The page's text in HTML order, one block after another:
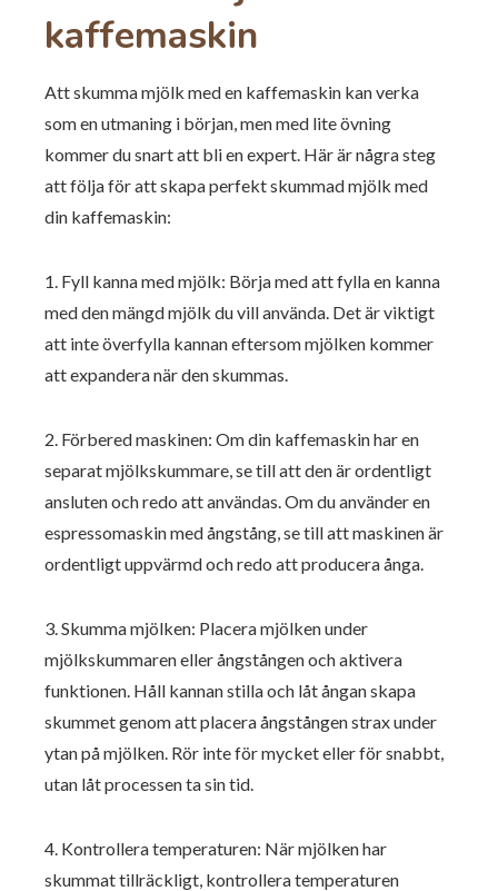
kaffemaskin
Att skumma mjölk med en kaffemaskin kan verka
som en utmaning i början, men med lite övning
kommer du snart att bli en expert. Här är några steg
att följa för att skapa perfekt skummad mjölk med
din kaffemaskin:
1. Fyll kanna med mjölk: Börja med att fylla en kanna
med den mängd mjölk du vill använda. Det är viktigt
att inte överfylla kannan eftersom mjölken kommer
att expandera när den skummas.
2. Förbered maskinen: Om din kaffemaskin har en
separat mjölkskummare, se till att den är ordentligt
ansluten och redo att användas. Om du använder en
espressomaskin med ångstång, se till att maskinen är
ordentligt uppvärmd och redo att producera ånga.
3. Skumma mjölken: Placera mjölken under
mjölkskummaren eller ångstången och aktivera
funktionen. Håll kannan stilla och låt ångan skapa
skummet genom att placera ångstången strax under
ytan på mjölken. Rör inte för mycket eller för snabbt,
utan låt processen ta sin tid.
4. Kontrollera temperaturen: När mjölken har
skummat tillräckligt, kontrollera temperaturen